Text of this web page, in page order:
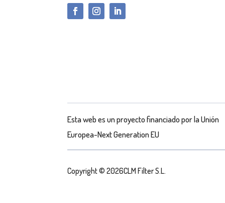
Esta web es un proyecto financiado por la Unión
Europea-Next Generation EU
Copyright © 2026CLM Filter S.L.